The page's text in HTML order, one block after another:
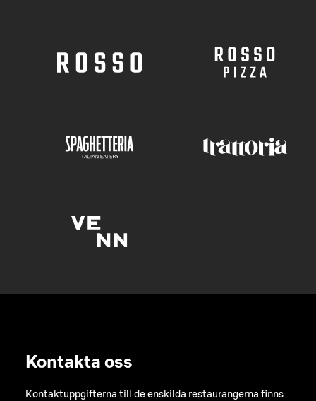
Kontakta oss
Kontaktuppgifterna till de enskilda restaurangerna finns